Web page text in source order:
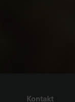
Kontakt